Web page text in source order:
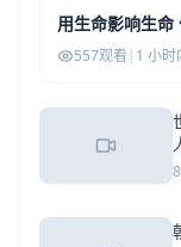
用生命影响生命
557观看 | 1 小时